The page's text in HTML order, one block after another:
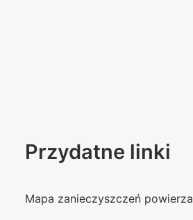
Przydatne linki
Mapa zanieczyszczeń powierza